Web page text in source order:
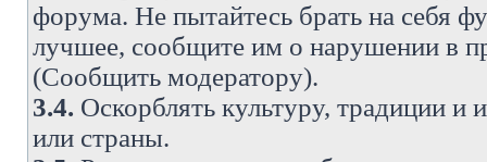
форума. Не пытайтесь брать на себя
лучшее, сообщите им о нарушении в
(Сообщить модератору).
3.4. Оскорблять культуру, традиции
или страны.